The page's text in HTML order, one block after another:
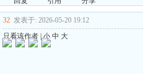
32 发表于: 2026-05-20 19:12
只看该作者 |小 中 大